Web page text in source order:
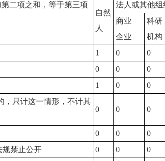
二项之和，等于第三项
自然
人
法人或其他组
商业
企业
科研
机构
1 0 0
0 0 0
1 0 0
，只计这一情形，不计其
0 0 0
0 0 0
规禁止公开
0 0 0